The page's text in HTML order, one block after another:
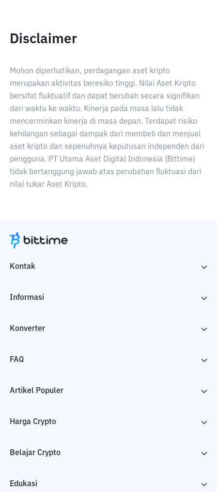
Disclaimer
Mohon diperhatikan, perdagangan aset kripto
merupakan aktivitas beresiko tinggi. Nilai Aset Kripto
bersifat fluktuatif dan dapat berubah secara signifikan
dari waktu ke waktu. Kinerja pada masa lalu tidak
mencerminkan kinerja di masa depan. Terdapat risiko
kehilangan sebagai dampak dari membeli dan menjual
aset kripto dan sepenuhnya keputusan independen dari
pengguna. PT Utama Aset Digital Indonesia (Bittime)
tidak bertanggung jawab atas perubahan fluktuasi dari
nilai tukar Aset Kripto.
Kontak
Informasi
Konverter
FAQ
Artikel Populer
Harga Crypto
Belajar Crypto
Edukasi